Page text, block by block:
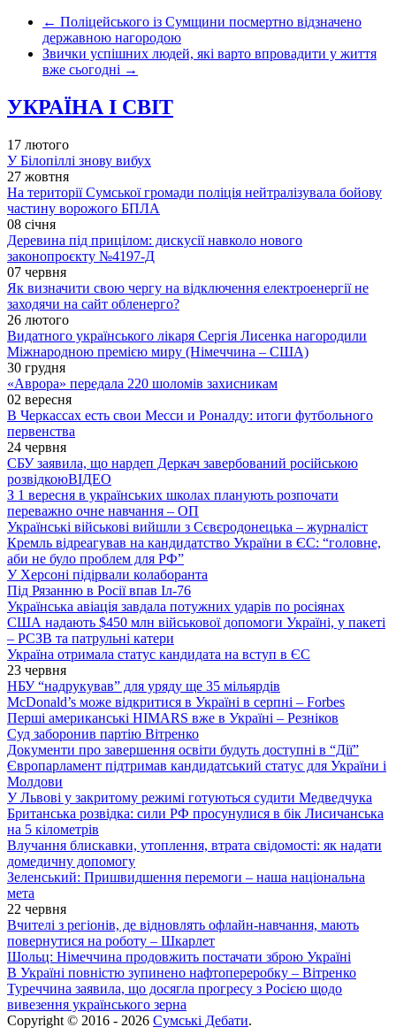
← Поліцейського із Сумщини посмертно відзначено
державною нагородою
Звички успішних людей, які варто впровадити у життя
вже сьогодні →
УКРАЇНА І СВІТ
17 лютого
У Білопіллі знову вибух
27 жовтня
На території Сумської громади поліція нейтралізувала бойову
частину ворожого БПЛА
08 січня
Деревина під прицілом: дискусії навколо нового
законопроєкту №4197-Д
07 червня
Як визначити свою чергу на відключення електроенергії не
заходячи на сайт обленерго?
26 лютого
Видатного українського лікаря Сергія Лисенка нагородили
Міжнародною премією миру (Німеччина – США)
30 грудня
«Аврора» передала 220 шоломів захисникам
02 вересня
В Черкассах есть свои Месси и Роналду: итоги футбольного
первенства
24 червня
СБУ заявила, що нардеп Деркач завербований російською
розвідкоюВІДЕО
З 1 вересня в українських школах планують розпочати
переважно очне навчання – ОП
Українські військові вийшли з Сєвєродонецька – журналіст
Кремль відреагував на кандидатство України в ЄС: “головне,
аби не було проблем для РФ”
У Херсоні підірвали колаборанта
Під Рязанню в Росії впав Іл-76
Українська авіація завдала потужних ударів по росіянах
США надають $450 млн військової допомоги Україні, у пакеті
– РСЗВ та патрульні катери
Україна отримала статус кандидата на вступ в ЄС
23 червня
НБУ “надрукував” для уряду ще 35 мільярдів
McDonald’s може відкритися в Україні в серпні – Forbes
Перші американські HIMARS вже в Україні – Резніков
Суд заборонив партію Вітренко
Документи про завершення освіти будуть доступні в “Дії”
Європарламент підтримав кандидатський статус для України і
Молдови
У Львові у закритому режимі готуються судити Медведчука
Британська розвідка: сили РФ просунулися в бік Лисичанська
на 5 кілометрів
Влучання блискавки, утоплення, втрата свідомості: як надати
домедичну допомогу
Зеленський: Пришвидшення перемоги – наша національна
мета
22 червня
Вчителі з регіонів, де відновлять офлайн-навчання, мають
повернутися на роботу – Шкарлет
Шольц: Німеччина продовжить постачати зброю Україні
В Україні повністю зупинено нафтопереробку – Вітренко
Туреччина заявила, що досягла прогресу з Росією щодо
вивезення українського зерна
Copyright © 2016 - 2026 Сумські Дебати.